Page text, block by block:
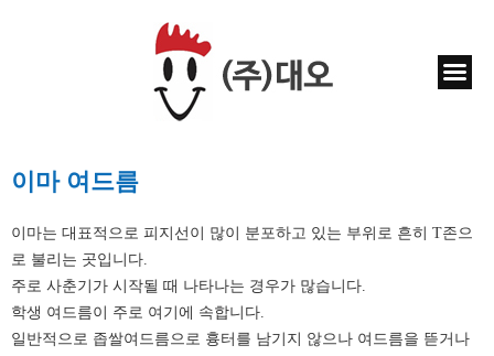
이마 여드름
이마는 대표적으로 피지선이 많이 분포하고 있는 부위로 흔히 T존으
로 불리는 곳입니다.
주로 사춘기가 시작될 때 나타나는 경우가 많습니다.
학생 여드름이 주로 여기에 속합니다.
일반적으로 좁쌀여드름으로 흉터를 남기지 않으나 여드름을 뜯거나